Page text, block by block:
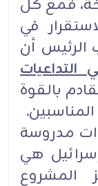
فمع كل
في
الرئيس أن
بالقوة
مدروسة
هي
المشروع